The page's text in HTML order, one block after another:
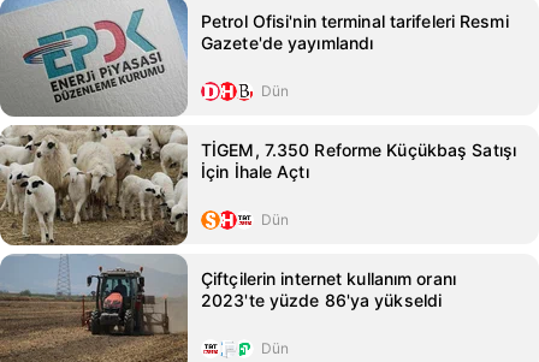
Petrol Ofisi'nin terminal tarifeleri Resmi
Gazete'de yayımlandı
Dün
TİGEM, 7.350 Reforme Küçükbaş Satışı
İçin İhale Açtı
Dün
Çiftçilerin internet kullanım oranı
2023'te yüzde 86'ya yükseldi
Dün